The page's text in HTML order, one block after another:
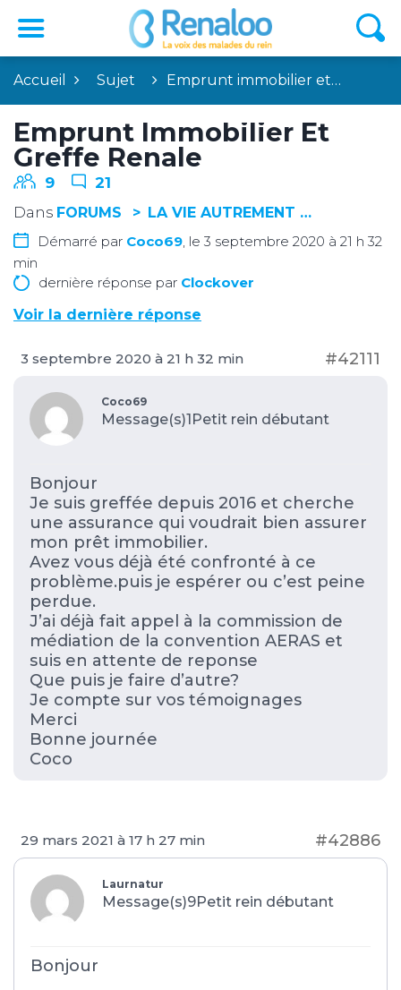
Accueil Sujet Emprunt immobilier et…
Emprunt Immobilier Et
Greffe Renale
9 21
Dans FORUMS
LA VIE AUTREMENT …
Démarré par Coco69 , le 3 septembre 2020 à 21 h 32
min
dernière réponse par Clockover
Voir la dernière réponse
3 septembre 2020 à 21 h 32 min #42111
Coco69
Message(s)1Petit rein débutant
Bonjour
Je suis greffée depuis 2016 et cherche
une assurance qui voudrait bien assurer
mon prêt immobilier.
Avez vous déjà été confronté à ce
problème.puis je espérer ou c’est peine
perdue.
J’ai déjà fait appel à la commission de
médiation de la convention AERAS et
suis en attente de reponse
Que puis je faire d’autre?
Je compte sur vos témoignages
Merci
Bonne journée
Coco
29 mars 2021 à 17 h 27 min #42886
Laurnatur
Message(s)9Petit rein débutant
Bonjour